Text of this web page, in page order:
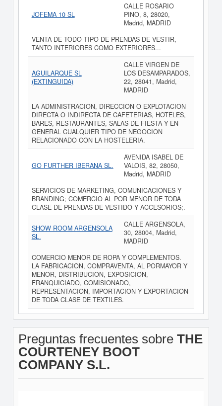
JOFEMA 10 SL
CALLE ROSARIO
PINO, 8, 28020,
Madrid, MADRID
VENTA DE TODO TIPO DE PRENDAS DE VESTIR,
TANTO INTERIORES COMO EXTERIORES...
AGUILARQUE SL
(EXTINGUIDA)
CALLE VIRGEN DE
LOS DESAMPARADOS,
22, 28041, Madrid,
MADRID
LA ADMINISTRACION, DIRECCION O EXPLOTACION
DIRECTA O INDIRECTA DE CAFETERIAS, HOTELES,
BARES, RESTAURANTES, SALAS DE FIESTA Y EN
GENERAL CUALQUIER TIPO DE NEGOCION
RELACIONADO CON LA HOSTELERIA.
GO FURTHER IBERANA SL.
AVENIDA ISABEL DE
VALOIS, 82, 28050,
Madrid, MADRID
SERVICIOS DE MARKETING, COMUNICACIONES Y
BRANDING; COMERCIO AL POR MENOR DE TODA
CLASE DE PRENDAS DE VESTIDO Y ACCESORIOS;.
SHOW ROOM ARGENSOLA
SL.
CALLE ARGENSOLA,
30, 28004, Madrid,
MADRID
COMERCIO MENOR DE ROPA Y COMPLEMENTOS.
LA FABRICACION, COMPRAVENTA, AL PORMAYOR Y
MENOR, DISTRIBUCION, EXPOSICION,
FRANQUICIADO, COMISIONADO,
REPRESENTACION, IMPORTACION Y EXPORTACION
DE TODA CLASE DE TEXTILES.
Preguntas frecuentes sobre THE
COURTENEY BOOT
COMPANY S.L.